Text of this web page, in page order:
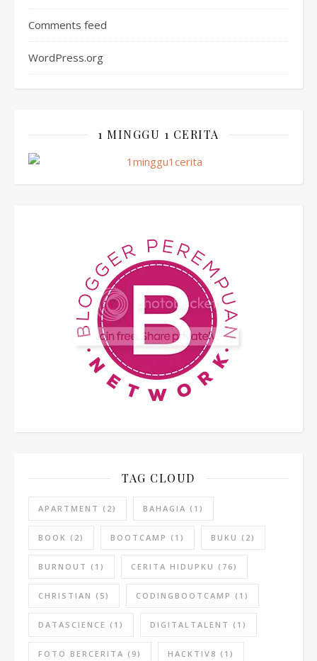
Comments feed
WordPress.org
1 MINGGU 1 CERITA
TAG CLOUD
APARTMENT (2) BAHAGIA (1)
BOOK (2) BOOTCAMP (1) BUKU (2)
BURNOUT (1) CERITA HIDUPKU (76)
CHRISTIAN (5) CODINGBOOTCAMP (1)
DATASCIENCE (1) DIGITALTALENT (1)
FOTO BERCERITA (9) HACKTIV8 (1)